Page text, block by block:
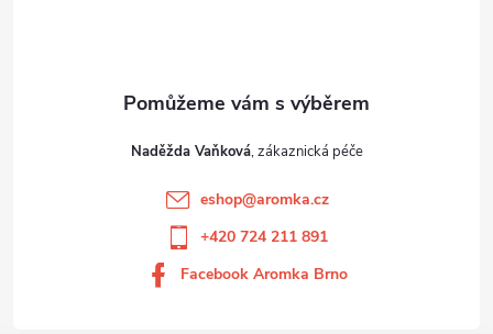
Naděžda Vaňková
eshop@aromka.cz
+420 724 211 891
Facebook Aromka Brno